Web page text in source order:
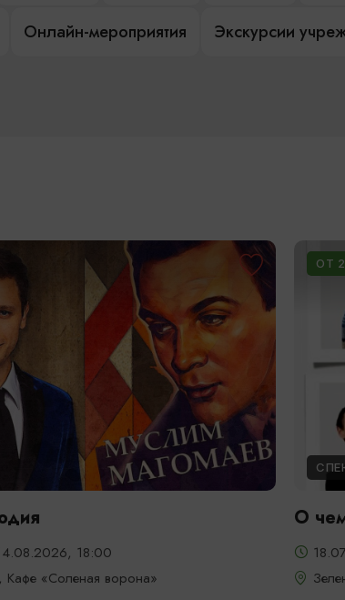
Онлайн-мероприятия Экскурсии
18:00
Кафе «Соленая ворона»
ОТ
О